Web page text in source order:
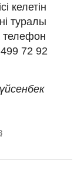
келетін
туралы
телефон
72 92